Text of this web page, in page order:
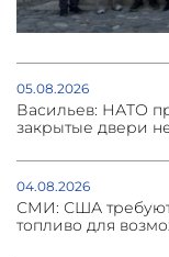
05.08.2026
Васильев: НАТО
закрытые двери
04.08.2026
СМИ: США требуют
топливо для